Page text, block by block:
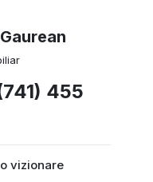
455
vizionare